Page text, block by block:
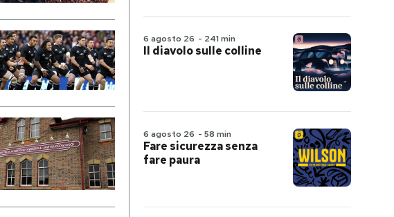
6 agosto 26 - 241 min
Il diavolo sulle colline
6 agosto 26 - 58 min
Fare sicurezza senza
fare paura